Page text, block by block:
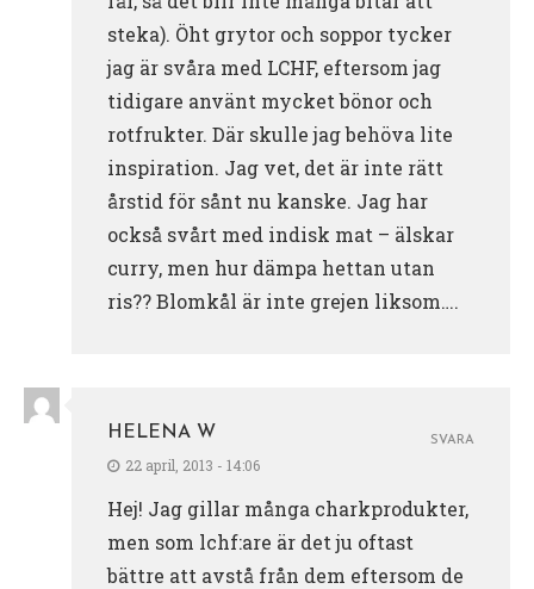
steka). Öht grytor och soppor tycker
jag är svåra med LCHF, eftersom jag
tidigare använt mycket bönor och
rotfrukter. Där skulle jag behöva lite
inspiration. Jag vet, det är inte rätt
årstid för sånt nu kanske. Jag har
också svårt med indisk mat – älskar
curry, men hur dämpa hettan utan
ris?? Blomkål är inte grejen liksom….
HELENA W
22 april, 2013 - 14:06
Hej! Jag gillar många charkprodukter,
men som lchf:are är det ju oftast
bättre att avstå från dem eftersom de
SVARA